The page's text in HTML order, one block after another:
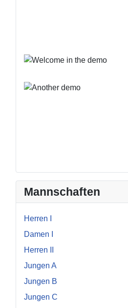
Mannschaften
Herren I
Damen I
Herren II
Jungen A
Jungen B
Jungen C